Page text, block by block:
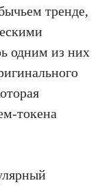
тренде,
одним из них
токена